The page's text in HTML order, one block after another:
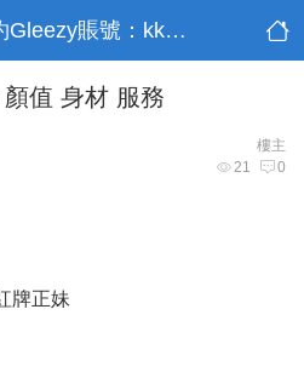
臺灣雨涵外約Gleezy賬號：kk9003
值 身材 服務
樓主
21 0
牌正妹